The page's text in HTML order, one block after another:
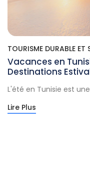
TOURISME DURABLE ET
Vacances en
Destinations
L'été en Tunisie est
Lire Plus